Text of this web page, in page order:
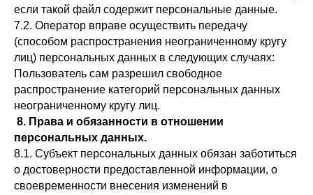
если такой файл содержит персональные данные.
7.2. Оператор вправе осуществить передачу
(способом распространения неограниченному кругу
лиц) персональных данных в следующих случаях:
Пользователь сам разрешил свободное
распространение категорий персональных данных
неограниченному кругу лиц.
8. Права и обязанности в отношении
персональных данных.
8.1. Субъект персональных данных обязан заботиться
о достоверности предоставленной информации, о
своевременности внесения изменений в